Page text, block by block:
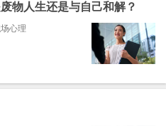
物人生还是与自己和解？
心理